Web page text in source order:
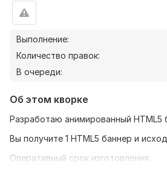
Выполнение:
Количество правок:
В очереди:
Об этом кворке
Разработаю анимированный HTML5
Вы получите 1 HTML5 баннер и
Оперативный срок изготовления.